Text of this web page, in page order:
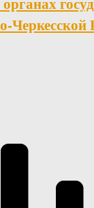
Черкесской